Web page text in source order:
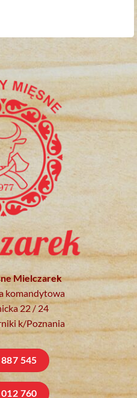
Mielczarek
komandytowa
22 / 24
k/Poznania
545
760